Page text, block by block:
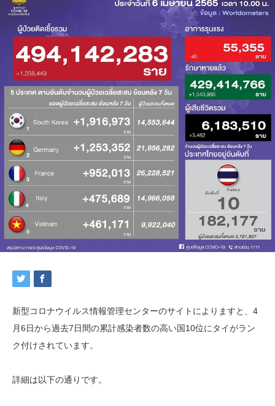
新型コロナウイルス情報管理センターのサイトによりますと、4
月6日から過去7日間の累計感染者数の高い国10位にタイがラン
ク付けされています。
詳細は以下の通りです。